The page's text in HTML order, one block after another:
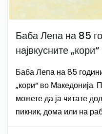
Баба Лепа на 85
највкусните
Баба Лепа на 85
„кори“ во Македонија.
можете да ја читате
пикник, дома или на